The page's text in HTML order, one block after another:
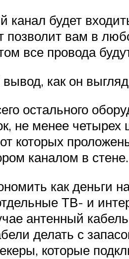
будет
позволит вам в
все провода
как он
остального
не менее
которых
каналом в стене.
как деньги
ТВ- и
антенный
делать с
которые